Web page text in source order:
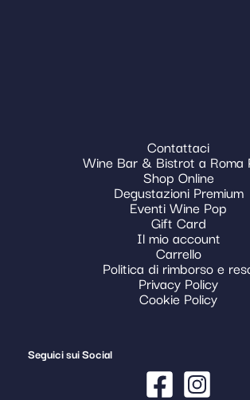
Contattaci
Wine Bar & Bistrot a Roma
Shop Online
Degustazioni Premium
Eventi Wine Pop
Gift Card
Il mio account
Carrello
Politica di rimborso e
Privacy Policy
Cookie Policy
Seguici sui Social